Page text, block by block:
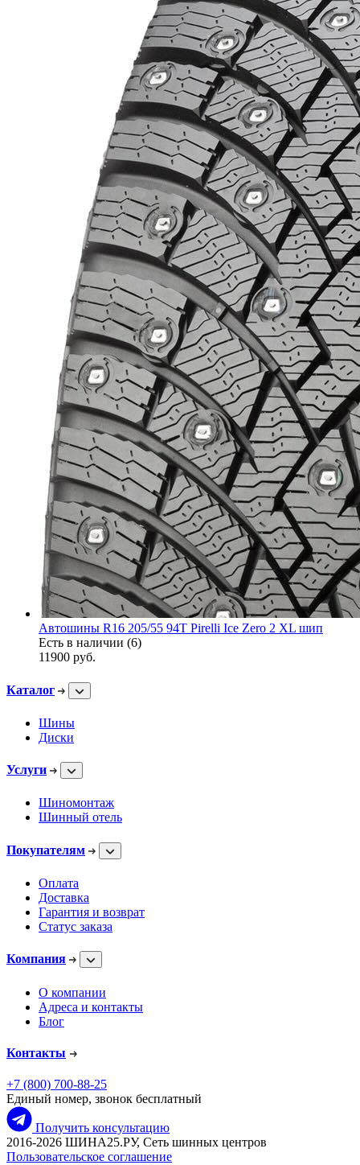
Автошины R16 205/55 94T Pirelli Ice Zero 2 XL шип
Есть в наличии (6)
11900 руб.
Каталог
Шины
Диски
Услуги
Шиномонтаж
Шинный отель
Покупателям
Оплата
Доставка
Гарантия и возврат
Статус заказа
Компания
О компании
Адреса и контакты
Блог
Контакты
+7 (800) 700-88-25
Единый номер, звонок бесплатный
Получить консультацию
2016-2026 ШИНА25.РУ, Сеть шинных центров
Пользовательское соглашение